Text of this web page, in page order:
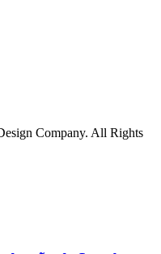
Company. All Rights